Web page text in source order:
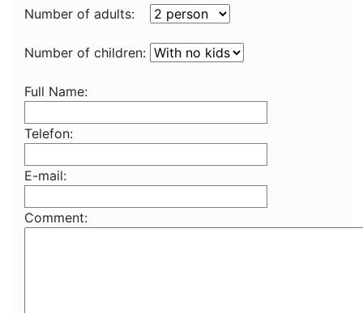
Number of adults:
Number of children:
Full Name:
Telefon:
E-mail:
Comment: